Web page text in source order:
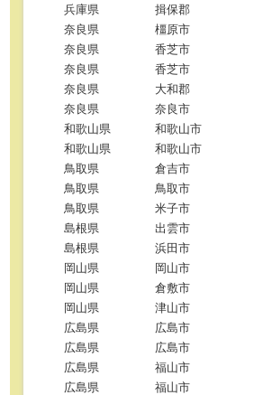
兵庫県
揖保郡
奈良県
橿原市
奈良県
香芝市
奈良県
香芝市
奈良県
大和郡
奈良県
奈良市
和歌山県
和歌山市
和歌山県
和歌山市
鳥取県
倉吉市
鳥取県
鳥取市
鳥取県
米子市
島根県
出雲市
島根県
浜田市
岡山県
岡山市
岡山県
倉敷市
岡山県
津山市
広島県
広島市
広島県
広島市
広島県
福山市
広島県
福山市